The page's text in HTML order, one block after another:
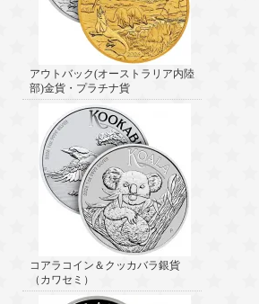
アウトバック(オーストラリア内陸
部)金貨・プラチナ貨
コアラコイン＆クッカバラ銀貨
（カワセミ）